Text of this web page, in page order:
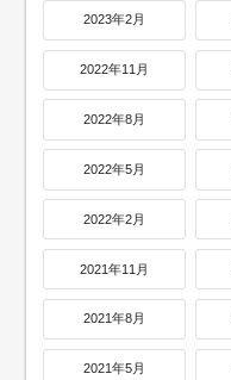
2023年2月
2022年11月
2022年8月
2022年5月
2022年2月
2021年11月
2021年8月
2021年5月